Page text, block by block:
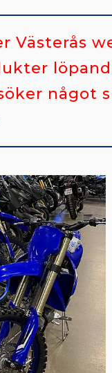
Västerås
något